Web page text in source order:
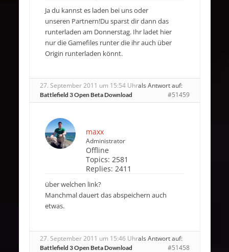
Ja du kannst es laden bei uns oder
unseren Partnern!Du sparst dir dann das
runterladen am Donnerstag. Ihr ladet hier
nur die Gamefiles runter die ihr auch über
Origin runterladen könnt.
27. September 2011 um 15:54 Uhrals Antwort auf:
Battlefield 3 Open Beta Download #51459
maxx
Administrator
Offline
Topics: 2581
Replies: 2411
über welchen link?
Manchmal dauert das abspeichern auch
etwas.
27. September 2011 um 15:46 Uhrals Antwort auf:
Battlefield 3 Open Beta Download #51458